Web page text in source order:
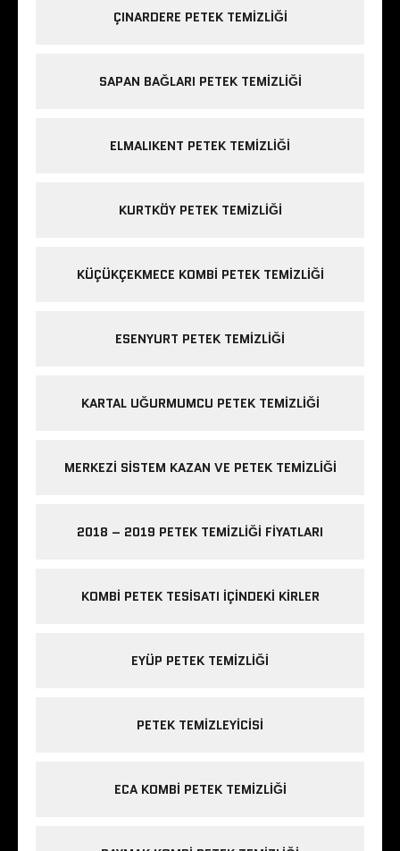
ÇINARDERE PETEK TEMIZLIĞI
SAPAN BAĞLARI PETEK TEMIZLIĞI
ELMALIKENT PETEK TEMIZLIĞI
KURTKÖY PETEK TEMIZLIĞI
KÜÇÜKÇEKMECE KOMBI PETEK TEMIZLIĞI
ESENYURT PETEK TEMIZLIĞI
KARTAL UĞURMUMCU PETEK TEMIZLIĞI
MERKEZI SISTEM KAZAN VE PETEK TEMIZLIĞI
2018 – 2019 PETEK TEMIZLIĞI FIYATLARI
KOMBI PETEK TESISATI IÇINDEKI KIRLER
EYÜP PETEK TEMIZLIĞI
PETEK TEMIZLEYICISI
ECA KOMBI PETEK TEMIZLIĞI